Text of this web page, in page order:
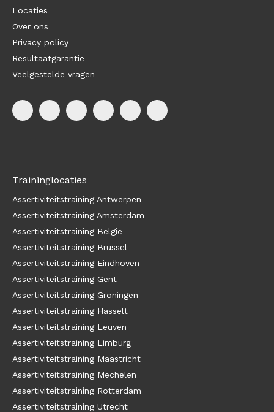
Locaties
Over ons
Privacy policy
Resultaatgarantie
Veelgestelde vragen
Traininglocaties
Assertiviteitstraining Antwerpen
Assertiviteitstraining Amsterdam
Assertiviteitstraining België
Assertiviteitstraining Brussel
Assertiviteitstraining Eindhoven
Assertiviteitstraining Gent
Assertiviteitstraining Groningen
Assertiviteitstraining Hasselt
Assertiviteitstraining Leuven
Assertiviteitstraining Limburg
Assertiviteitstraining Maastricht
Assertiviteitstraining Mechelen
Assertiviteitstraining Rotterdam
Assertiviteitstraining Utrecht